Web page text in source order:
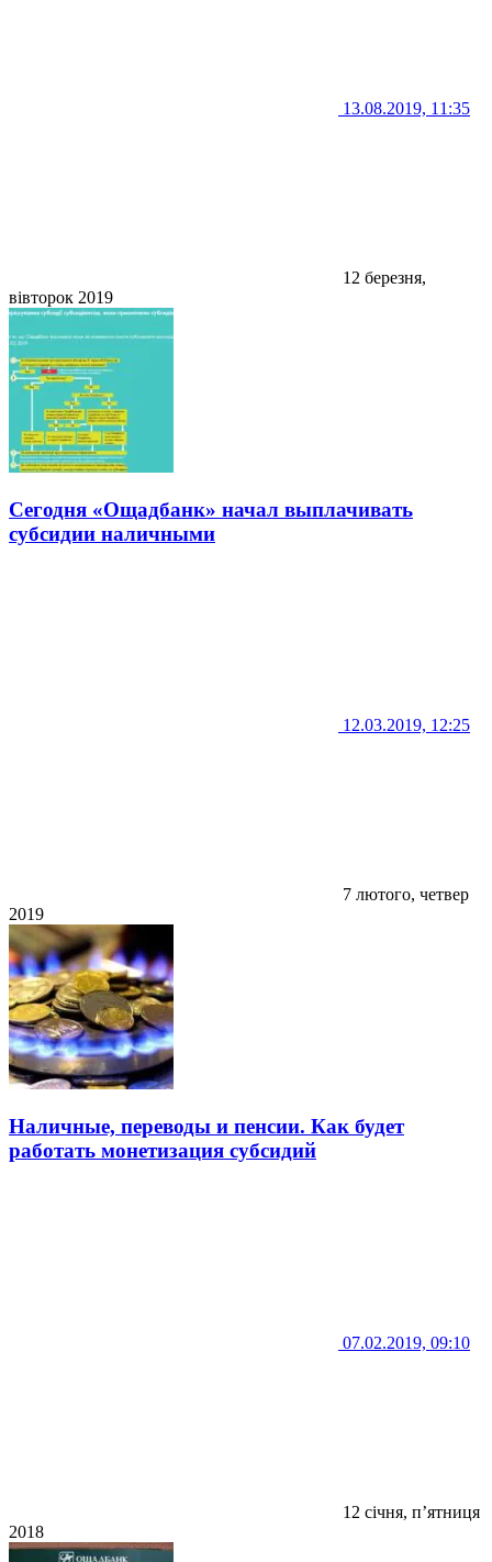
13.08.2019, 11:35
12 березня,
вівторок 2019
Сегодня «Ощадбанк» начал выплачивать
субсидии наличными
12.03.2019, 12:25
7 лютого, четвер
2019
Наличные, переводы и пенсии. Как будет
работать монетизация субсидий
07.02.2019, 09:10
12 січня, п’ятниця
2018